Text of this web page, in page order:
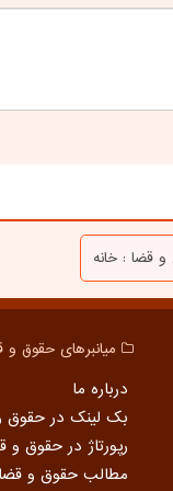
قضا : خانه
میانبرهای حقوق و
درباره ما
بک لینک در حقوق
رپورتاژ در حقوق و
مطالب حقوق و قضا